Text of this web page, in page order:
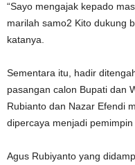
“Sayo mengajak kepado
marilah samo2 Kito dukung
katanya.
Sementara itu, hadir
pasangan calon Bupati dan
Rubianto dan Nazar Efendi
dipercaya menjadi pemimpin
Agus Rubiyanto yang